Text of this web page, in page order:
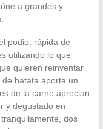
a grandes y
podio: rápida de
utilizando lo que
quieren reinventar
batata aporta un
de la carne aprecian
y degustado en
dos